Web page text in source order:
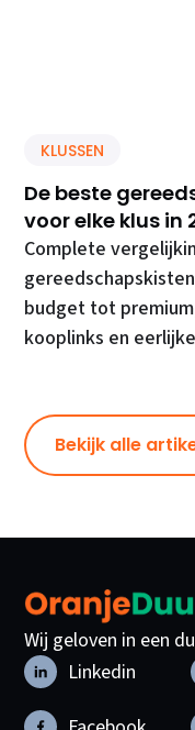
KLUSSEN
De beste
voor elke klus in
Complete
budget tot
kooplinks en
Bekijk alle
Wij geloven in een
Linkedin